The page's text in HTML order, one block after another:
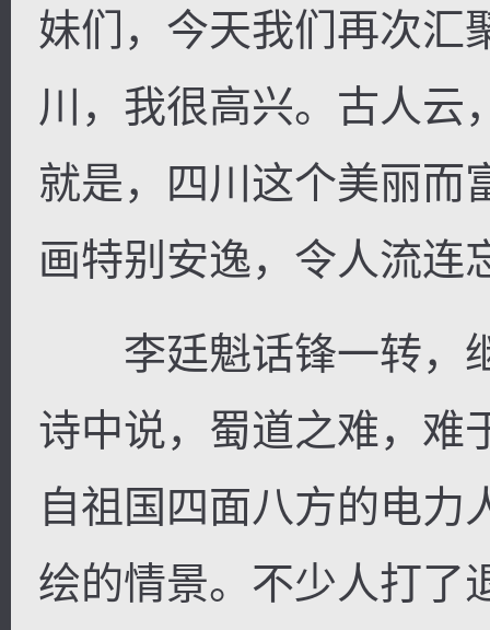
妹们，今天我们再次汇
川，我很高兴。古人云
就是，四川这个美丽而
画特别安逸，令人流连
李廷魁话锋一转，继
诗中说，蜀道之难，难
自祖国四面八方的电力
绘的情景。不少人打了